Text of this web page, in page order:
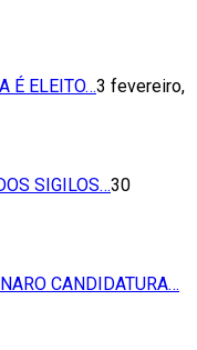
É ELEITO…3 fevereiro,
SIGILOS…30
CANDIDATURA…